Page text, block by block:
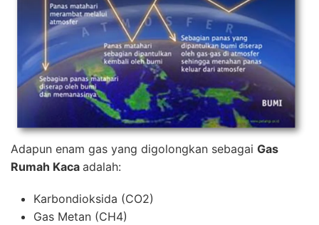
Adapun enam gas yang digolongkan sebagai Gas
Rumah Kaca adalah:
Karbondioksida (CO2)
Gas Metan (CH4)